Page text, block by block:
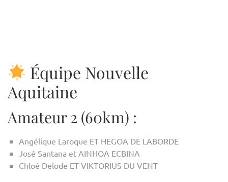
Équipe Nouvelle
Aquitaine
Amateur 2 (60km) :
Angélique Laroque ET HEGOA DE LABORDE
José Santana et AINHOA ECBINA
Chloé Delode ET VIKTORIUS DU VENT